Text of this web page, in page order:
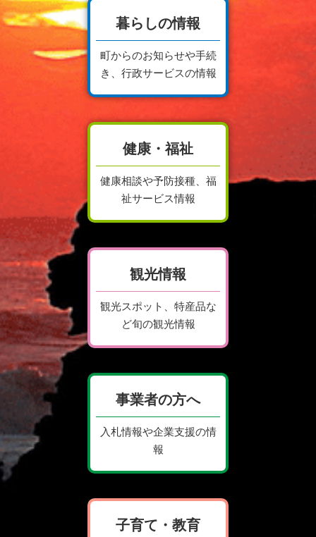
暮らしの情報
町からのお知らせや手続
き、行政サービスの情報
健康・福祉
健康相談や予防接種、福
祉サービス情報
観光情報
観光スポット、特産品な
ど旬の観光情報
事業者の方へ
入札情報や企業支援の情
報
子育て・教育